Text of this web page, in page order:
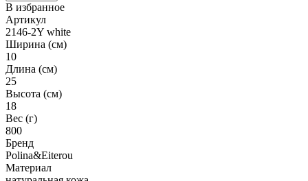
В избранное
Артикул
2146-2Y white
Ширина (см)
10
Длина (см)
25
Высота (см)
18
Вес (г)
800
Бренд
Polina&Eiterou
Материал